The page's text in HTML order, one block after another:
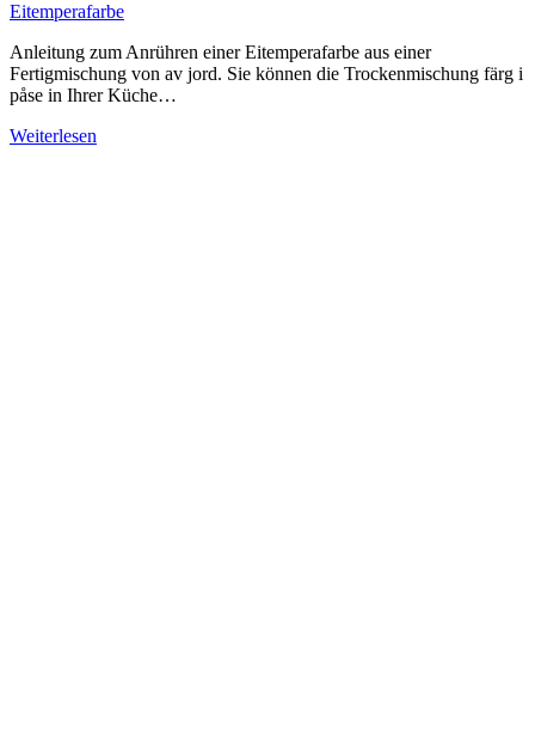
Eitemperafarbe
Anleitung zum Anrühren einer Eitemperafarbe aus einer
Fertigmischung von av jord. Sie können die Trockenmischung färg i
påse in Ihrer Küche…
Weiterlesen